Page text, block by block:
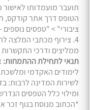
תועבר מועמדותו
הטופס דרך אתר קודקס,
ציבורי" > "טפסים נוספים
4. צירוף מכתבי המלצה
ממליצים ודרכי
תנאי לתחילת ההתמחות:
לימודים האקדמי ומלשכת
לשירות המדינה לרבות:
ומילוי כלל הטפסים
*הכתוב מנוסח בגוף זכר